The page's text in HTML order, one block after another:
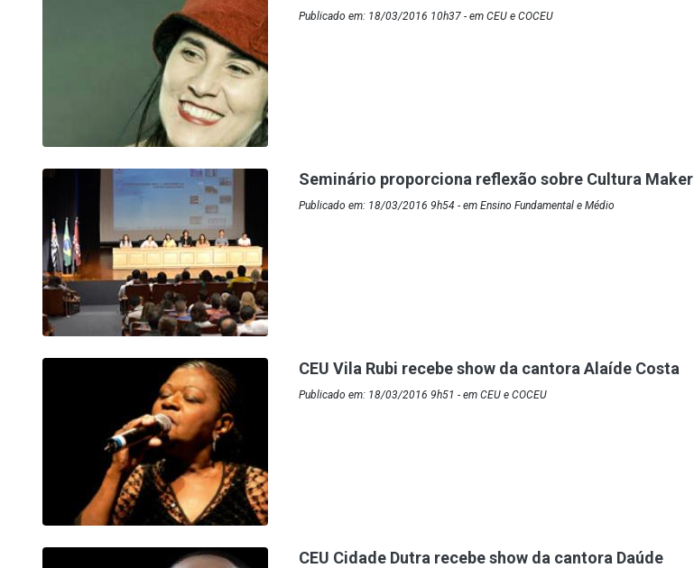
Publicado em: 18/03/2016 10h37 - em CEU e COCEU
Seminário proporciona reflexão sobre Cultura Maker
Publicado em: 18/03/2016 9h54 - em Ensino Fundamental e Médio
CEU Vila Rubi recebe show da cantora Alaíde Costa
Publicado em: 18/03/2016 9h51 - em CEU e COCEU
CEU Cidade Dutra recebe show da cantora Daúde